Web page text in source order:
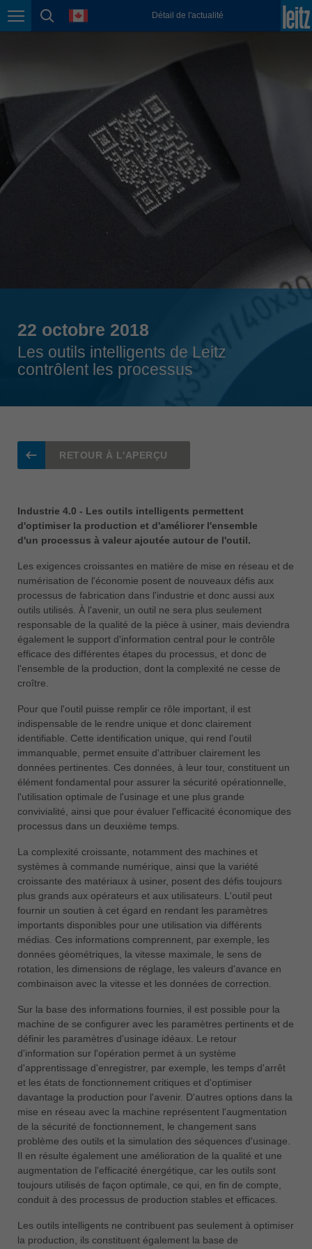
Page navigation
page search
language Détail de l'actualité
México
Nederland
nederlands
Österreich
deutsch
Polska
polski
Portugal
português
Singapore
Slovenija
Suomi
Taiwan
türkçe
USA
english
Việt Nam
tiếng việt
中国
中文
ประเทศไทย
ไทย
yкраїнська
22 octobre 2018
Les outils intelligents de Leitz
contrôlent les processus
RETOUR À L'APERÇU
Industrie 4.0 - Les outils intelligents permettent
d'optimiser la production et d'améliorer l'ensemble
d'un processus à valeur ajoutée autour de l'outil.
Les exigences croissantes en matière de mise en réseau et de
numérisation de l'économie posent de nouveaux défis aux
processus de fabrication dans l'industrie et donc aussi aux
outils utilisés. À l'avenir, un outil ne sera plus seulement
responsable de la qualité de la pièce à usiner, mais deviendra
également le support d'information central pour le contrôle
efficace des différentes étapes du processus, et donc de
l'ensemble de la production, dont la complexité ne cesse de
croître.
Pour que l'outil puisse remplir ce rôle important, il est
indispensable de le rendre unique et donc clairement
identifiable. Cette identification unique, qui rend l'outil
immanquable, permet ensuite d'attribuer clairement les
données pertinentes. Ces données, à leur tour, constituent un
élément fondamental pour assurer la sécurité opérationnelle,
l'utilisation optimale de l'usinage et une plus grande
convivialité, ainsi que pour évaluer l'efficacité économique des
processus dans un deuxième temps.
La complexité croissante, notamment des machines et
systèmes à commande numérique, ainsi que la variété
croissante des matériaux à usiner, posent des défis toujours
plus grands aux opérateurs et aux utilisateurs. L'outil peut
fournir un soutien à cet égard en rendant les paramètres
importants disponibles pour une utilisation via différents
médias. Ces informations comprennent, par exemple, les
données géométriques, la vitesse maximale, le sens de
rotation, les dimensions de réglage, les valeurs d'avance en
combinaison avec la vitesse et les données de correction.
Sur la base des informations fournies, il est possible pour la
machine de se configurer avec les paramètres pertinents et de
définir les paramètres d'usinage idéaux. Le retour
d'information sur l'opération permet à un système
d'apprentissage d'enregistrer, par exemple, les temps d'arrêt
et les états de fonctionnement critiques et d'optimiser
davantage la production pour l'avenir. D'autres options dans la
mise en réseau avec la machine représentent l'augmentation
de la sécurité de fonctionnement, le changement sans
problème des outils et la simulation des séquences d'usinage.
Il en résulte également une amélioration de la qualité et une
augmentation de l'efficacité énergétique, car les outils sont
toujours utilisés de façon optimale, ce qui, en fin de compte,
conduit à des processus de production stables et efficaces.
Les outils intelligents ne contribuent pas seulement à optimiser
la production, ils constituent également la base de